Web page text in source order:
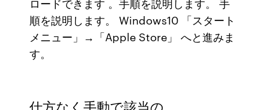
順を説明します。 Windows10 「スタート
メニュー」→「Apple Store」 へと進みま
す。
仕方なく手動で該当の